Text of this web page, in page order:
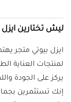
ليش تختارين ايزل
ايزل بيوتي متجر
لمنتجات العناية
يركز على الجودة